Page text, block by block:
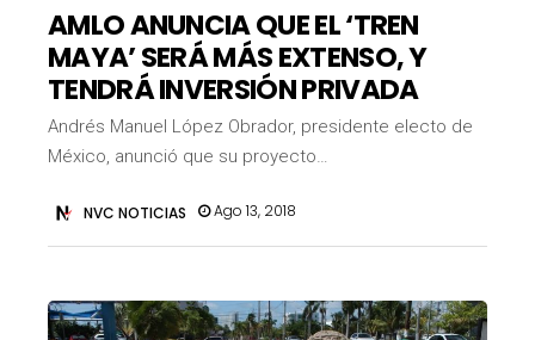
AMLO ANUNCIA QUE EL ‘TREN
MAYA’ SERÁ MÁS EXTENSO, Y
TENDRÁ INVERSIÓN PRIVADA
Andrés Manuel López Obrador, presidente electo de
México, anunció que su proyecto…
NVC NOTICIAS Ago 13, 2018